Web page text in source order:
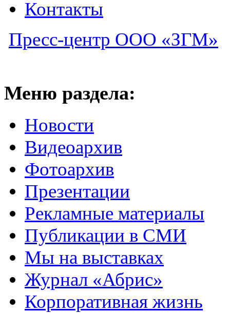
Контакты
Пресс-центр ООО «ЗГМ»
Меню раздела:
Новости
Видеоархив
Фотоархив
Презентации
Рекламные материалы
Публикации в СМИ
Мы на выставках
Журнал «Абрис»
Корпоративная жизнь